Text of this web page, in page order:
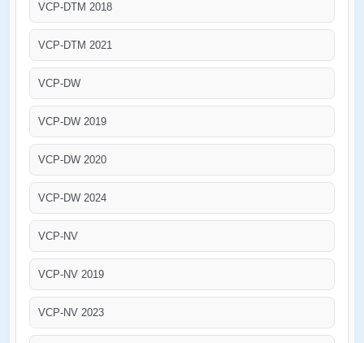
VCP-DTM 2018
VCP-DTM 2021
VCP-DW
VCP-DW 2019
VCP-DW 2020
VCP-DW 2024
VCP-NV
VCP-NV 2019
VCP-NV 2023